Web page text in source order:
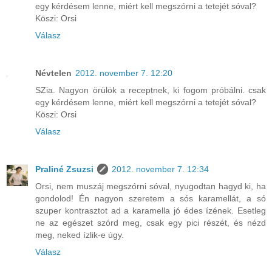
egy kérdésem lenne, miért kell megszórni a tetejét sóval?
Köszi: Orsi
Válasz
Névtelen 2012. november 7. 12:20
SZia. Nagyon örülök a receptnek, ki fogom próbálni. csak
egy kérdésem lenne, miért kell megszórni a tetejét sóval?
Köszi: Orsi
Válasz
Praliné Zsuzsi
2012. november 7. 12:34
Orsi, nem muszáj megszórni sóval, nyugodtan hagyd ki, ha
gondolod! Én nagyon szeretem a sós karamellát, a só
szuper kontrasztot ad a karamella jó édes ízének. Esetleg
ne az egészet szórd meg, csak egy pici részét, és nézd
meg, neked ízlik-e úgy.
Válasz